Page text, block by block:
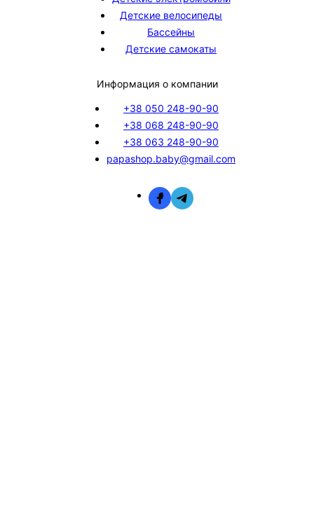
Детские велосипеды
Бассейны
Детские самокаты
Информация о компании
+38 050 248-90-90
+38 068 248-90-90
+38 063 248-90-90
papashop.baby@gmail.com